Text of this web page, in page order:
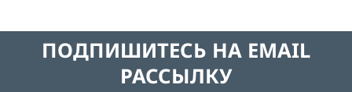
ПОДПИШИТЕСЬ НА EMAIL
РАССЫЛКУ